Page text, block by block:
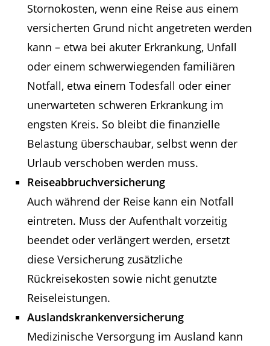
Stornokosten, wenn eine Reise aus einem
versicherten Grund nicht angetreten werden
kann – etwa bei akuter Erkrankung, Unfall
oder einem schwerwiegenden familiären
Notfall, etwa einem Todesfall oder einer
unerwarteten schweren Erkrankung im
engsten Kreis. So bleibt die finanzielle
Belastung überschaubar, selbst wenn der
Urlaub verschoben werden muss.
Reiseabbruchversicherung
Auch während der Reise kann ein Notfall
eintreten. Muss der Aufenthalt vorzeitig
beendet oder verlängert werden, ersetzt
diese Versicherung zusätzliche
Rückreisekosten sowie nicht genutzte
Reiseleistungen.
Auslandskrankenversicherung
Medizinische Versorgung im Ausland kann